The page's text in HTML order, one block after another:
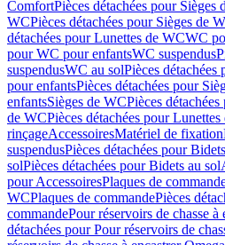
ComfortPièces détachées pour
WCPièces détachées pour Sièges de
détachées pour Lunettes de WCWC
pour WC pour enfantsWC suspendus
suspendusWC au solPièces détachées
pour enfantsPièces détachées pour
enfantsSièges de WCPièces
de WCPièces détachées pour
rinçageAccessoiresMatériel de fixation
suspendusPièces détachées pour
solPièces détachées pour Bidets au sol
pour AccessoiresPlaques de
WCPlaques de commandePièces
commandePour réservoirs de chasse à
détachées pour Pour réservoirs de